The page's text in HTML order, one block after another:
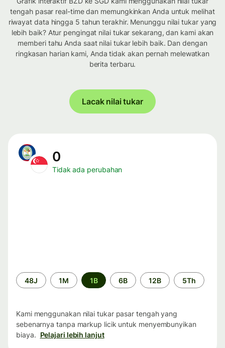
tengah pasar real-time dan memungkinkan Anda untuk melihat
riwayat data hingga 5 tahun terakhir. Menunggu nilai tukar yang
lebih baik? Atur pengingat nilai tukar sekarang, dan kami akan
memberi tahu Anda saat nilai tukar lebih baik. Dan dengan
ringkasan harian kami, Anda tidak akan pernah melewatkan
berita terbaru.
Lacak nilai tukar
0
Tidak ada perubahan
Periode
waktu
48J 1M 1B 6B 12B 5Th
Kami menggunakan nilai tukar pasar tengah yang
sebenarnya tanpa markup licik untuk menyembunyikan
biaya. Pelajari lebih lanjut